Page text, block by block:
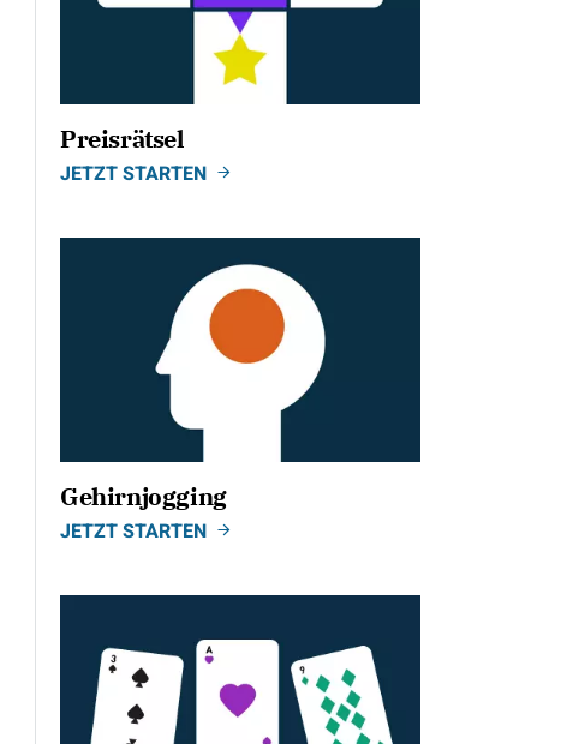
Preisrätsel
JETZT STARTEN
Gehirnjogging
JETZT STARTEN